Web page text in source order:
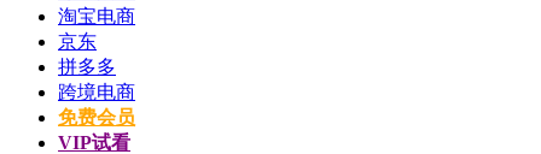
淘宝电商
京东
拼多多
跨境电商
免费会员
VIP试看